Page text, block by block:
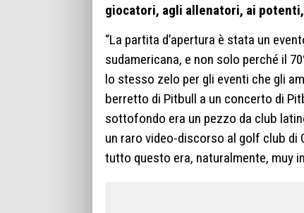
giocatori, agli allenatori, ai
“La partita d’apertura è stata un
sudamericana, e non solo perché il
lo stesso zelo per gli eventi che gli
berretto di Pitbull a un concerto di
sottofondo era un pezzo da club
un raro video-discorso al golf club di
tutto questo era, naturalmente, muy